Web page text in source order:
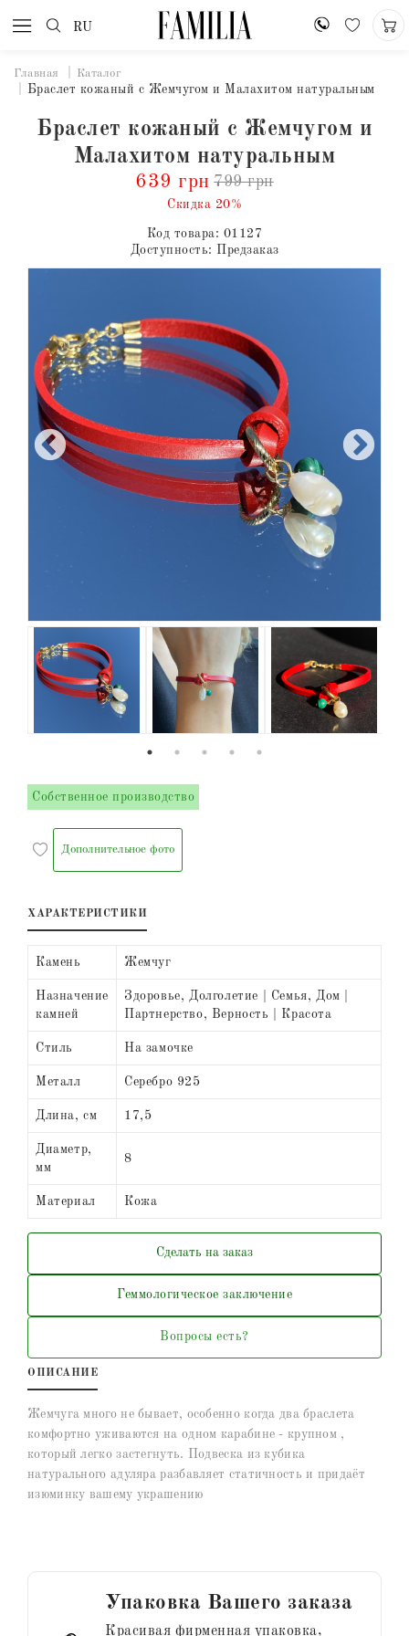
RU
Главная Каталог
Браслет кожаный с Жемчугом и Малахитом натуральным
Браслет кожаный с Жемчугом и
Малахитом натуральным
639 грн 799 грн
Скидка 20%
Код товара: 01127
Доступность: Предзаказ
Собственное производство
Дополнительное фото
ХАРАКТЕРИСТИКИ
Камень Жемчуг
Назначение
камней
Здоровье, Долголетие | Семья, Дом |
Партнерство, Верность | Красота
Стиль На замочке
Металл Серебро 925
Длина, см 17,5
Диаметр,
мм
8
Материал Кожа
Сделать на заказ
Геммологическое заключение
Вопросы есть?
ОПИСАНИЕ
Жемчуга много не бывает, особенно когда два браслета
комфортно уживаются на одном карабине - крупном ,
который легко застегнуть. Подвеска из кубика
натурального адуляра разбавляет статичность и придаёт
изюминку вашему украшению
Упаковка Вашего заказа
Красивая фирменная упаковка,